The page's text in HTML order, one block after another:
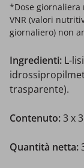
*Dose giornaliera
VNR (valori
giornaliero) non
Ingredienti: L-
trasparente).
Contenuto:3 x
Quantità netta: